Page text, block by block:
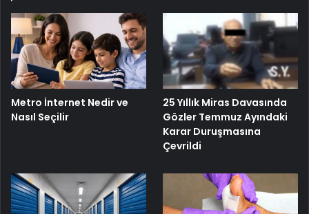
Metro İnternet Nedir ve
Nasıl Seçilir
25 Yıllık Miras Davasında
Gözler Temmuz Ayındaki
Karar Duruşmasına
Çevrildi